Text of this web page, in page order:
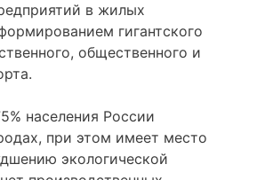
в жилых
гигантского
общественного и
населения России
при этом имеет место
экологической